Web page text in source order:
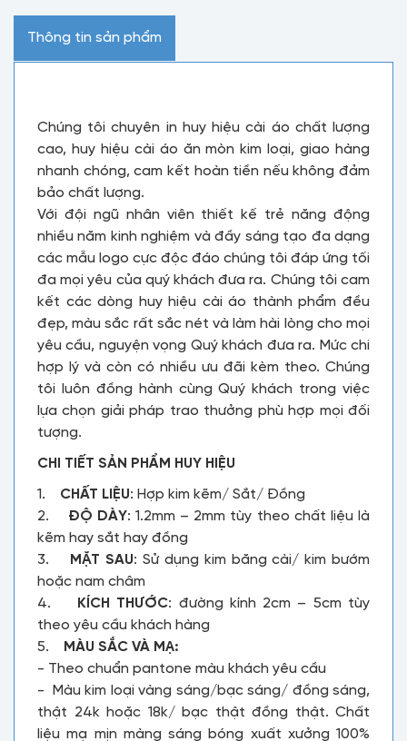
Thông tin sản phẩm
Chúng tôi chuyên in huy hiệu cài áo chất lượng
cao, huy hiệu cài áo ăn mòn kim loại, giao hàng
nhanh chóng, cam kết hoàn tiền nếu không đảm
bảo chất lượng.
Với đội ngũ nhân viên thiết kế trẻ năng động
nhiều năm kinh nghiệm và đầy sáng tạo đa dạng
các mẫu logo cực độc đáo chúng tôi đáp ứng tối
đa mọi yêu của quý khách đưa ra. Chúng tôi cam
kết các dòng huy hiệu cài áo thành phẩm đều
đẹp, màu sắc rất sắc nét và làm hài lòng cho mọi
yêu cầu, nguyện vọng Quý khách đưa ra. Mức chi
hợp lý và còn có nhiều ưu đãi kèm theo. Chúng
tôi luôn đồng hành cùng Quý khách trong việc
lựa chọn giải pháp trao thưởng phù hợp mọi đối
tượng.
CHI TIẾT SẢN PHẨM HUY HIỆU
1. CHẤT LIỆU: Hợp kim kẽm/ Sắt/ Đồng
2.
ĐỘ DÀY: 1.2mm – 2mm tùy theo chất liệu là
kẽm hay sắt hay đồng
3.
MẶT SAU: Sử dụng kim băng cài/ kim bướm
hoặc nam châm
4.
KÍCH THƯỚC: đường kính 2cm – 5cm tùy
theo yêu cầu khách hàng
5.
MÀU SẮC VÀ MẠ:
- Theo chuẩn pantone màu khách yêu cầu
- Màu kim loại vàng sáng/bạc sáng/ đồng sáng,
thật 24k hoặc 18k/ bạc thật đồng thật. Chất
liệu mạ mịn màng sáng bóng xuất xưởng 100%